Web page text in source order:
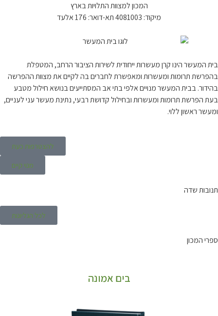
המכון למצוות התלויות בארץ
מיקוד: 4081003 תא-דואר: 176 אלעד
בית המעשר הינו קרן מעשרות ייחודית לשירות הציבור הרחב, המטפלת
בהפרשת תרומות ומעשרות ומאפשרת לחברים בה לקיים את מצוות ההפרשה
בהידור. בבית המעשר מנויים אלפי בתי אב המסתייעים בנושא חילול מטבע
בעת הפרשת תרומות ומעשרות ובחילול קדושת רבעי, נתינת מעשר עני לעניים,
ומעשר ראשון ללוי.
להצטרפות כעת
מנוי קיים
תנובות שדה
לכל הגליונות
ספרי המכון
בים אמונה